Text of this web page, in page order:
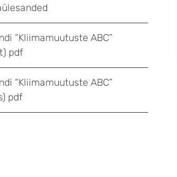
“Kliimamuutuste ABC”
pdf
“Kliimamuutuste ABC”
pdf